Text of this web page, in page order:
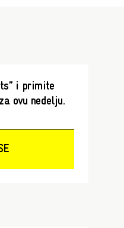
i primite
ovu nedelju.